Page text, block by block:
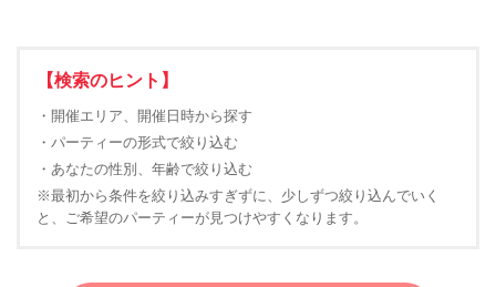
【検索のヒント】
・開催エリア、開催日時から探す
・パーティーの形式で絞り込む
・あなたの性別、年齢で絞り込む
※最初から条件を絞り込みすぎずに、少しずつ絞り込んでいく
と、ご希望のパーティーが見つけやすくなります。